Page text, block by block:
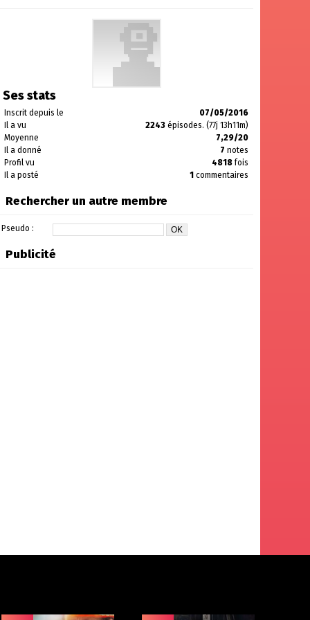
Ses stats
Inscrit depuis le
07/05/2016
Il a vu
2243 épisodes. (77j 13h11m)
Moyenne
7,29/20
Il a donné
7 notes
Profil vu
4818fois
Il a posté
1 commentaires
Rechercher un autre membre
Pseudo :
Publicité